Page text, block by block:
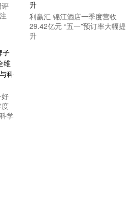
利赢汇 锦江酒店一季度营收
29.42亿元 “五一”预订率大幅提
升
学